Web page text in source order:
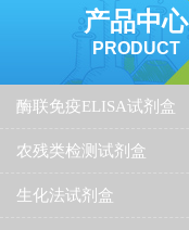
产品中心
PRODUCT
酶联免疫ELISA试剂盒
农残类检测试剂盒
生化法试剂盒